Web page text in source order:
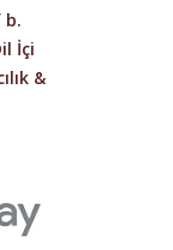
b.
İçi
&